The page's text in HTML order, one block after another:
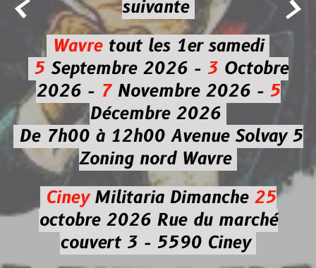
 
suivante
Wavretout les 1er samedi
5Septembre 2026 - 3Octobre
2026 -7Novembre 2026 - 5
Décembre 2026
De 7h00 à 12h00 Avenue Solvay 5
Zoning nord Wavre
CineyMilitaria Dimanche 25
octobre 2026Rue du marché
couvert 3 - 5590 Ciney